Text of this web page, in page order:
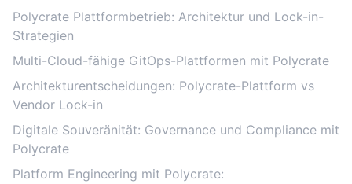
Polycrate Plattformbetrieb: Architektur und Lock-in-
Strategien
Multi-Cloud-fähige GitOps-Plattformen mit Polycrate
Architekturentscheidungen: Polycrate-Plattform vs
Vendor Lock-in
Digitale Souveränität: Governance und Compliance mit
Polycrate
Platform Engineering mit Polycrate: